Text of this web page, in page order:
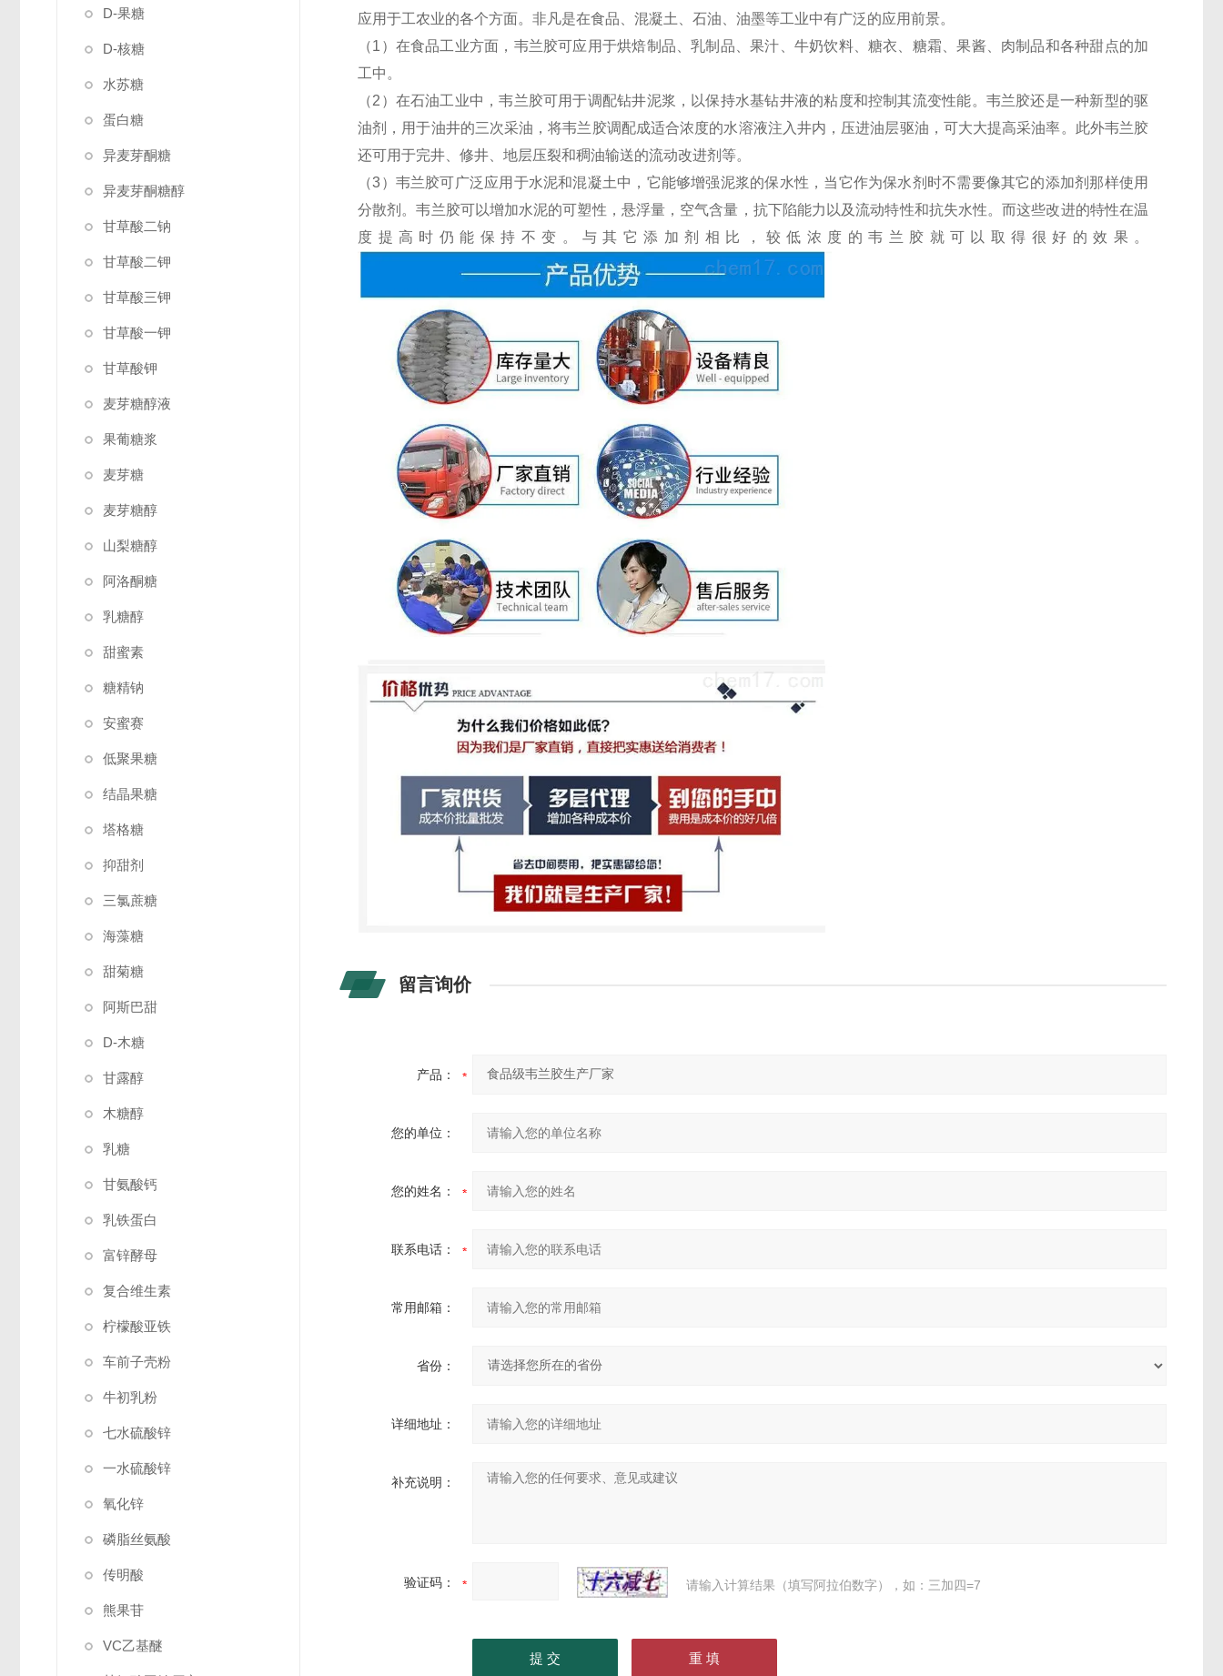
D-果糖
D-核糖
水苏糖
蛋白糖
异麦芽酮糖
异麦芽酮糖醇
甘草酸二钠
甘草酸二钾
甘草酸三钾
甘草酸一钾
甘草酸钾
麦芽糖醇液
果葡糖浆
麦芽糖
麦芽糖醇
山梨糖醇
阿洛酮糖
乳糖醇
甜蜜素
糖精钠
安蜜赛
低聚果糖
结晶果糖
塔格糖
抑甜剂
三氯蔗糖
海藻糖
甜菊糖
阿斯巴甜
D-木糖
甘露醇
木糖醇
乳糖
甘氨酸钙
乳铁蛋白
富锌酵母
复合维生素
柠檬酸亚铁
车前子壳粉
牛初乳粉
七水硫酸锌
一水硫酸锌
氧化锌
磷脂丝氨酸
传明酸
熊果苷
VC乙基醚
应用于工农业的各个方面。非凡是在食品、混凝土、石油、油墨等工业中有广泛的应用前景。
（1）在食品工业方面，韦兰胶可应用于烘焙制品、乳制品、果汁、牛奶饮料、糖衣、糖霜、果酱、肉制品和各种甜点的加
工中。
（2）在石油工业中，韦兰胶可用于调配钻井泥浆，以保持水基钻井液的粘度和控制其流变性能。韦兰胶还是一种新型的驱
油剂，用于油井的三次采油，将韦兰胶调配成适合浓度的水溶液注入井内，压进油层驱油，可大大提高采油率。此外韦兰胶
还可用于完井、修井、地层压裂和稠油输送的流动改进剂等。
（3）韦兰胶可广泛应用于水泥和混凝土中，它能够增强泥浆的保水性，当它作为保水剂时不需要像其它的添加剂那样使用
分散剂。韦兰胶可以增加水泥的可塑性，悬浮量，空气含量，抗下陷能力以及流动特性和抗失水性。而这些改进的特性在温
度提高时仍能保持不变。与其它添加剂相比，较低浓度的韦兰胶就可以取得很好的效果。
留言询价
产品：
您的单位：
您的姓名：
联系电话：
常用邮箱：
省份：
详细地址：
补充说明：
验证码： 请输入计算结果（填写阿拉伯数字），如：三加四=7